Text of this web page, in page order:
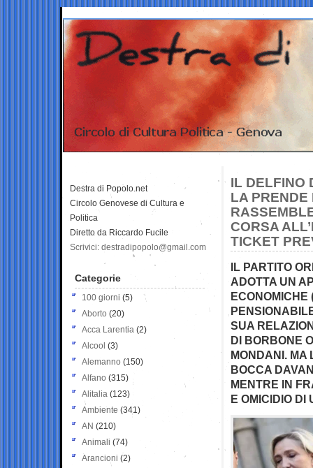
IL DELFINO
LA PRENDE
CORSA
TICKET
IL PARTITO
ADOTTA UN
ECONOMICHE
SUA
DI BORBONE
MONDANI. MA
BOCCA
MENTRE IN
E OMICIDIO DI
Destra di Popolo.net
Circolo Genovese di Cultura e
Politica
Diretto da Riccardo Fucile
Scrivici: destradipopolo@gmail.com
Categorie
100 giorni (5)
Aborto (20)
Acca Larentia (2)
Alcool (3)
Alemanno (150)
Alfano (315)
Alitalia (123)
Ambiente (341)
AN (210)
Animali (74)
Arancioni (2)